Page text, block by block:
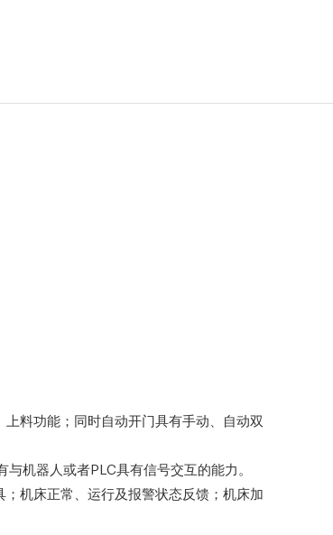
料功能；同时自动开门具有手动、自动双
机器人或者PLC具有信号交互的能力。
机床正常、运行及报警状态反馈；机床加